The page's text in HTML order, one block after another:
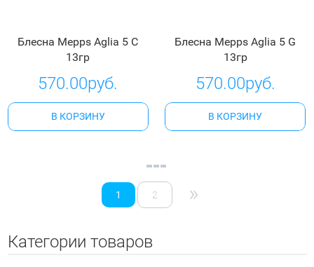
Блесна Mepps Aglia 5 C
13гр
570.00руб.
В КОРЗИНУ
Блесна Mepps Aglia 5 G
13гр
570.00руб.
В КОРЗИНУ
1 2 »
Категории товаров